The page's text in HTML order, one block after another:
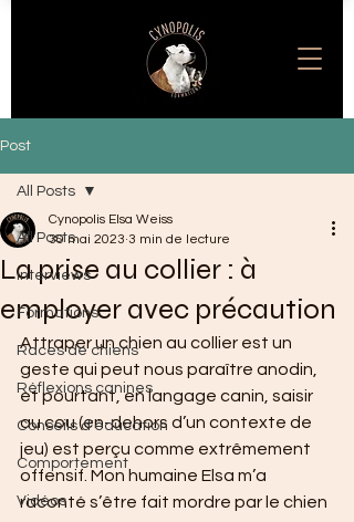
Post
All Posts
Interviews
Formations
Races de chiens
Réflexions canines
Conseils d'éducation
Comportement
Vidéos
All Posts
La prise au collier : à
employer avec précaution
Cynopolis Elsa Weiss
30 mai 2023 3 min de lecture
Attraper un chien au collier est un
geste qui peut nous paraître anodin,
et pourtant, en langage canin, saisir
au cou (en-dehors d’un contexte de
jeu) est perçu comme extrêmement
offensif. Mon humaine Elsa m’a
raconté s’être fait mordre par le chien